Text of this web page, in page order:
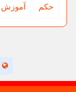
حكم آموزش